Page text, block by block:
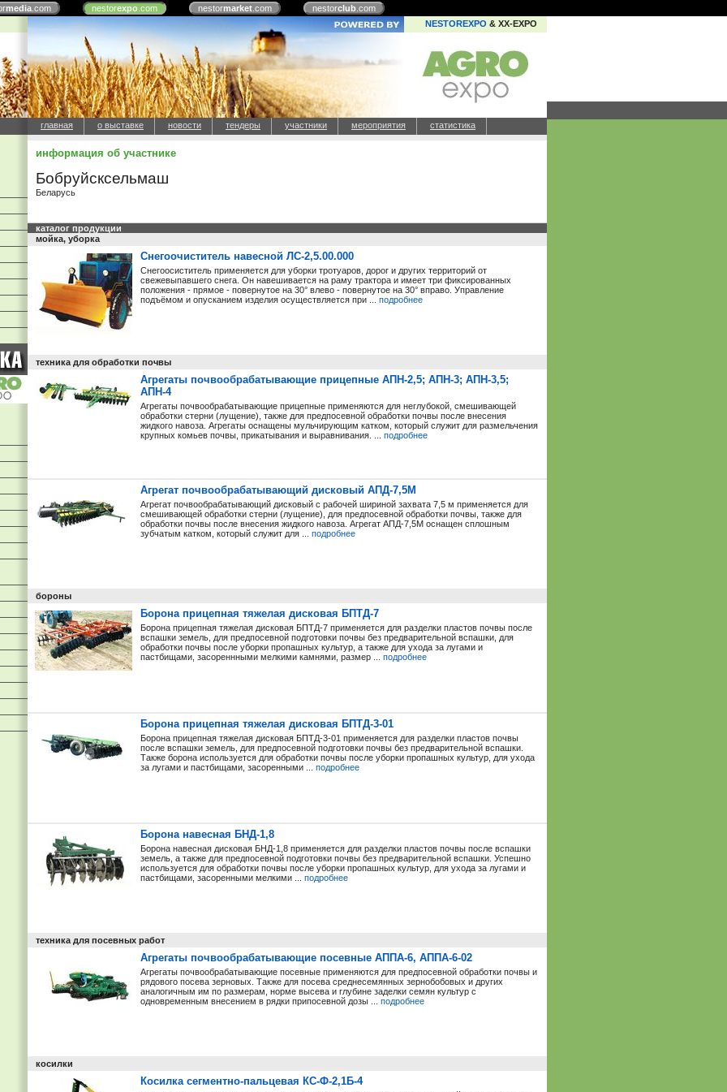
media.com nestorexpo.com nestormarket.com nestorclub.com
NESTOREXPO & XX-EXPO
главная о выставке новости тендеры участники мероприятия статистика
информация об участнике
Бобруйсксельмаш
Беларусь
каталог продукции
мойка, уборка
Снегоочиститель навесной ЛС-2,5.00.000
Снегоосиститель применяется для уборки тротуаров, дорог и других территорий от
свежевыпавшего снега. Он навешивается на раму трактора и имеет три фиксированных
положения - прямое - повернутое на 30° влево - повернутое на 30° вправо. Управление
подъёмом и опусканием изделия осуществляется при ... подробнее
техника для обработки почвы
Агрегаты почвообрабатывающие прицепные АПН-2,5; АПН-3; АПН-3,5;
АПН-4
Агрегаты почвообрабатывающие прицепные применяются для неглубокой, смешивающей
обработки стерни (лущение), также для предпосевной обработки почвы после внесения
жидкого навоза. Агрегаты оснащены мульчирующим катком, который служит для размельчения
крупных комьев почвы, прикатывания и выравнивания. ... подробнее
Агрегат почвообрабатывающий дисковый АПД-7,5М
Агрегат почвообрабатывающий дисковый с рабочей шириной захвата 7,5 м применяется для
смешивающей обработки стерни (лущение), для предпосевной обработки почвы, также для
обработки почвы после внесения жидкого навоза. Агрегат АПД-7,5М оснащен сплошным
зубчатым катком, который служит для ... подробнее
бороны
Борона прицепная тяжелая дисковая БПТД-7
Борона прицепная тяжелая дисковая БПТД-7 применяется для разделки пластов почвы после
вспашки земель, для предпосевной подготовки почвы без предварительной вспашки, для
обработки почвы после уборки пропашных культур, а также для ухода за лугами и
пастбищами, засореннными мелкими камнями, размер ... подробнее
Борона прицепная тяжелая дисковая БПТД-3-01
Борона прицепная тяжелая дисковая БПТД-3-01 применяется для разделки пластов почвы
после вспашки земель, для предпосевной подготовки почвы без предварительной вспашки.
Также борона используется для обработки почвы после уборки пропашных культур, для ухода
за лугами и пастбищами, засоренными ... подробнее
Борона навесная БНД-1,8
Борона навесная дисковая БНД-1,8 применяется для разделки пластов почвы после вспашки
земель, а также для предпосевной подготовки почвы без предварительной вспашки. Успешно
используется для обработки почвы после уборки пропашных культур, для ухода за лугами и
пастбищами, засоренными мелкими ... подробнее
техника для посевных работ
Агрегаты почвообрабатывающие посевные АППА-6, АППА-6-02
Агрегаты почвообрабатывающие посевные применяются для предпосевной обработки почвы и
рядового посева зерновых. Также для посева среднесемянных зернобобовых и других
аналогичным им по размерам, норме высева и глубине заделки семян культур с
одновременным внесением в рядки припосевной дозы ... подробнее
косилки
Косилка сегментно-пальцевая КС-Ф-2,1Б-4